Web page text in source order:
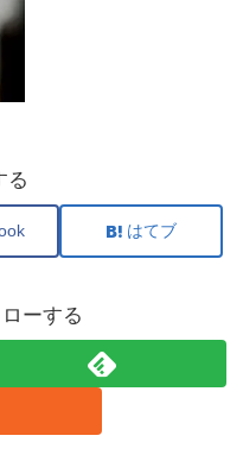
る
はてブ
ーする